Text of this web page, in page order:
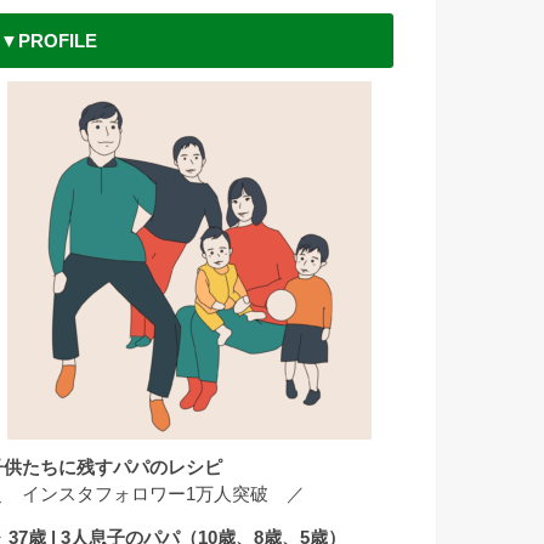
▼PROFILE
供たちに残すパパのレシピ
インスタフォロワー1万人突破 ／
歳 | 3人息子のパパ（10歳、8歳、5歳）